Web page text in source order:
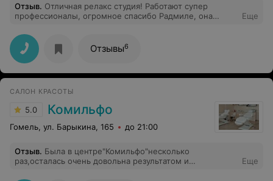
Отзыв. Отличная релакс студия! Работают супер
профессионалы, огромное спасибо Радмиле, она
посещению, отдохнете и душой и телом! Приятная
атмосфера и приемлемые цены.
Еще
Отзывы6
САЛОН КРАСОТЫ
5.0 Комильфо
Гомель, ул. Барыкина, 165 до 21:00
Отзыв. Была в центре"Комильфо"несколько
раз,осталась очень довольна результатом и
Еще